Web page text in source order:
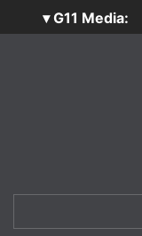
▾ G11 Media:
SecurityOpenLab